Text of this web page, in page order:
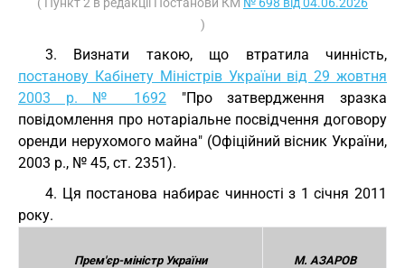
)
3. Визнати такою, що втратила чинність,
постанову Кабінету Міністрів України від 29 жовтня
2003 р. № 1692"Про затвердження зразка
повідомлення про нотаріальне посвідчення договору
оренди нерухомого майна" (Офіційний вісник України,
2003 р., № 45, ст. 2351).
4. Ця постанова набирає чинності з 1 січня 2011
року.
Прем'єр-міністр України М. АЗАРОВ